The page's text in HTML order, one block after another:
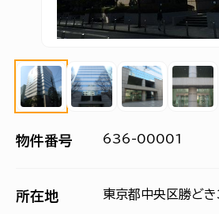
物件番号 636-00001
所在地 東京都中央区勝ど